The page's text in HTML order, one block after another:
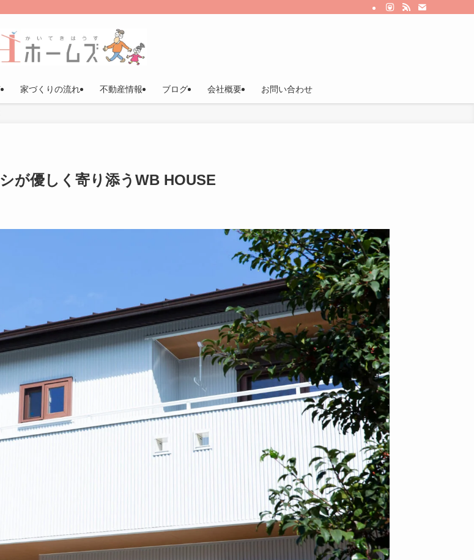
家づくりの流れ 不動産情報 ブログ 会社概要 お問い合わせ
が優しく寄り添うWB HOUSE